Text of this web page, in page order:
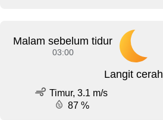
Malam sebelum tidur
03:00
Langit cerah
Timur, 3.1 m/s
87 %